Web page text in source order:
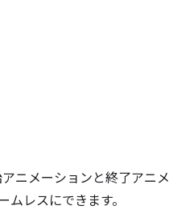
ニメーションと終了アニメ
レスにできます。